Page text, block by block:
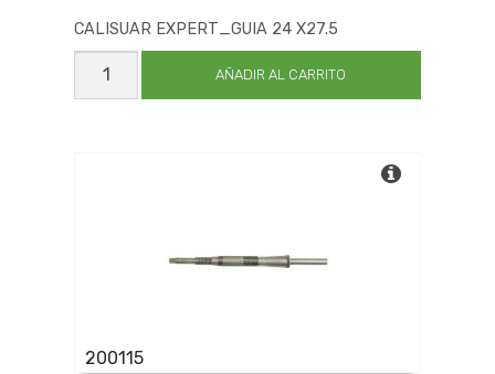
CALISUAR EXPERT_GUIA 24 X27.5
CALISUAR
EXPERT_GUIA
24
AÑADIR AL CARRITO
200115